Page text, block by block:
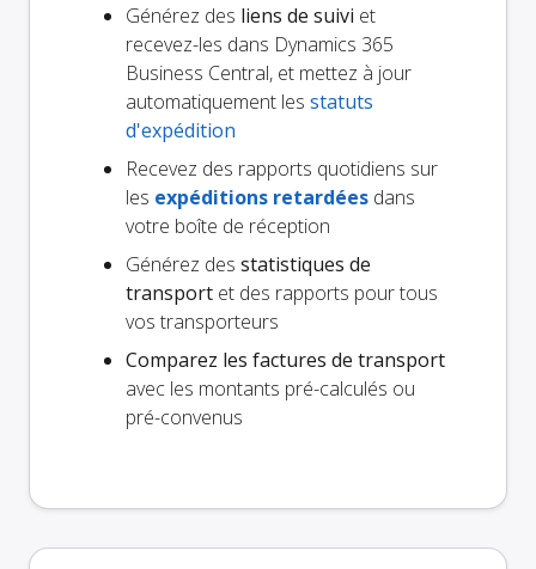
Générez des liens de suivi et
recevez-les dans Dynamics 365
Business Central, et mettez à jour
automatiquement les statuts
d'expédition
Recevez des rapports quotidiens sur
les expéditions retardées dans
votre boîte de réception
Générez des statistiques de
transport et des rapports pour tous
vos transporteurs
Comparez les factures de transport
avec les montants pré-calculés ou
pré-convenus